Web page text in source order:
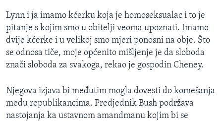
IZBJEGLIČKA STRANA
MAGAZIN
O GLASU AMERIKE
Learning English
PRATITE NAS
Lynn i ja imamo kćerku koja je homoseksualac i to je
pitanje s kojim smo u obitelji veoma upoznati. Imamo
dvije kćerke i u velikoj smo mjeri ponosni na obje. Što
se odnosa tiče, moje općenito mišljenje je da sloboda
znači sloboda za svakoga, rekao je gospodin Cheney.
Njegova izjava bi međutim mogla dovesti do komešanja
među republikancima. Predjednik Bush podržava
nastojanja ka ustavnom amandmanu kojim bi se